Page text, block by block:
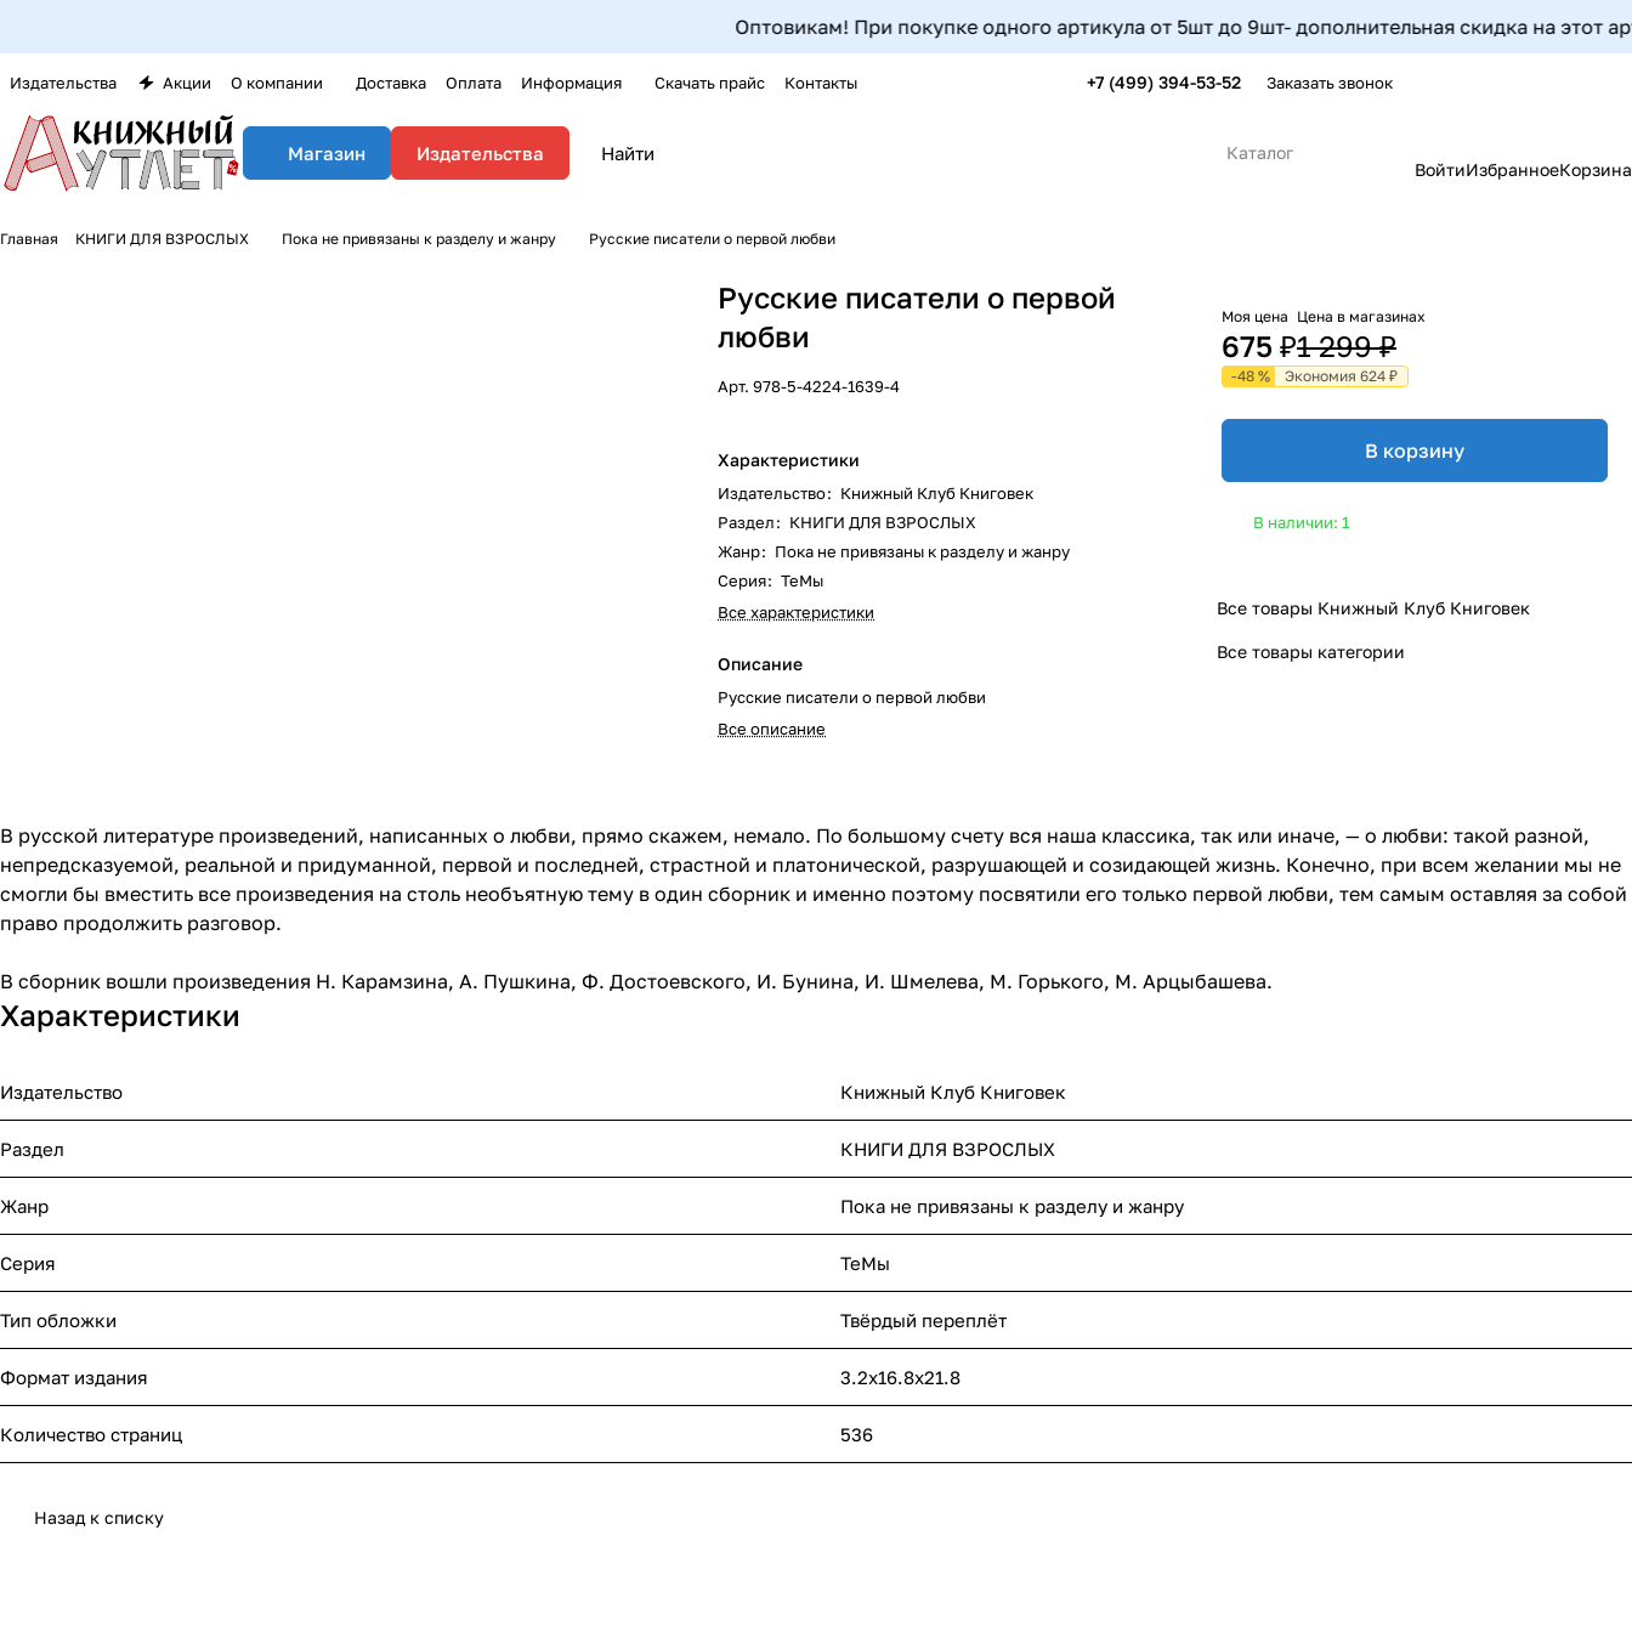
Оптовикам! При покупке одного артикула от 5шт до 9шт- дополнительная скидка на этот
Издательства Акции О компании Доставка Оплата Информация Скачать прайс Контакты +7 (499) 394-53-52 Заказать звонок
Магазин Издательства
Каталог
ВойтиИзбранноеКорзина
Главная КНИГИ ДЛЯ ВЗРОСЛЫХ Пока не привязаны к разделу и жанру Русские писатели о первой любви
Русские писатели о первой
любви
Арт.978-5-4224-1639-4
Характеристики
Издательство: Книжный Клуб Книговек
Раздел: КНИГИ ДЛЯ ВЗРОСЛЫХ
Жанр: Пока не привязаны к разделу и жанру
Серия: ТеМы
Все характеристики
Описание
Русские писатели о первой любви
Все описание
Моя цена
675 ₽
Цена в магазинах
1 299 ₽
-48 % Экономия 624 ₽
В корзину
В наличии: 1
Все товары Книжный Клуб Книговек
Все товары категории
В русской литературе произведений, написанных о любви, прямо скажем, немало. По большому счету вся наша классика, так или иначе, — о любви: такой разной,
непредсказуемой, реальной и придуманной, первой и последней, страстной и платонической, разрушающей и созидающей жизнь. Конечно, при всем желании мы не
смогли бы вместить все произведения на столь необъятную тему в один сборник и именно поэтому посвятили его только первой любви, тем самым оставляя за собой
право продолжить разговор.
В сборник вошли произведения Н. Карамзина, А. Пушкина, Ф. Достоевского, И. Бунина, И. Шмелева, М. Горького, М. Арцыбашева.
Характеристики
Издательство Книжный Клуб Книговек
Раздел КНИГИ ДЛЯ ВЗРОСЛЫХ
Жанр Пока не привязаны к разделу и жанру
Серия ТеМы
Тип обложки Твёрдый переплёт
Формат издания 3.2x16.8x21.8
Количество страниц 536
Назад к списку